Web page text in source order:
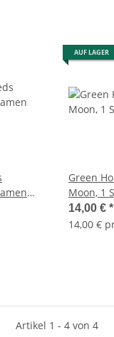
AUF LAGER
Green
Moon, 1
14,00 € *
14,00 €
Artikel 1 - 4 von 4